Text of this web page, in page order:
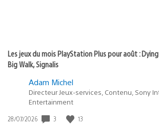
Les jeux du mois PlayStation Plus pour août :
Big Walk, Signalis
Adam Michel
Directeur Jeux-services, Contenu, Sony
Entertainment
Date
28/07/2026 3 13